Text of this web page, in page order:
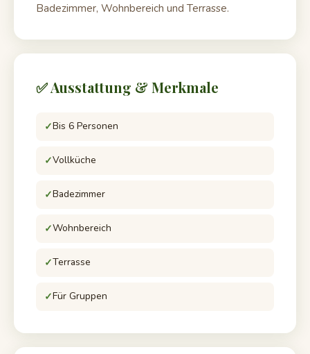
Badezimmer, Wohnbereich und Terrasse.
✅ Ausstattung & Merkmale
Bis 6 Personen
Vollküche
Badezimmer
Wohnbereich
Terrasse
Für Gruppen